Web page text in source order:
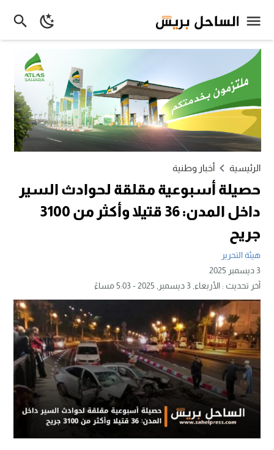
الرئيسية أخبار وطنية
حصيلة أسبوعية مقلقة لحوادث السير
داخل المدن: 36 قتيلا وأكثر من 3100
جريح
هيئة التحرير
3 ديسمبر 2025
آخر تحديث :الأربعاء, 3 ديسمبر, 2025 - 5:03 مساءً